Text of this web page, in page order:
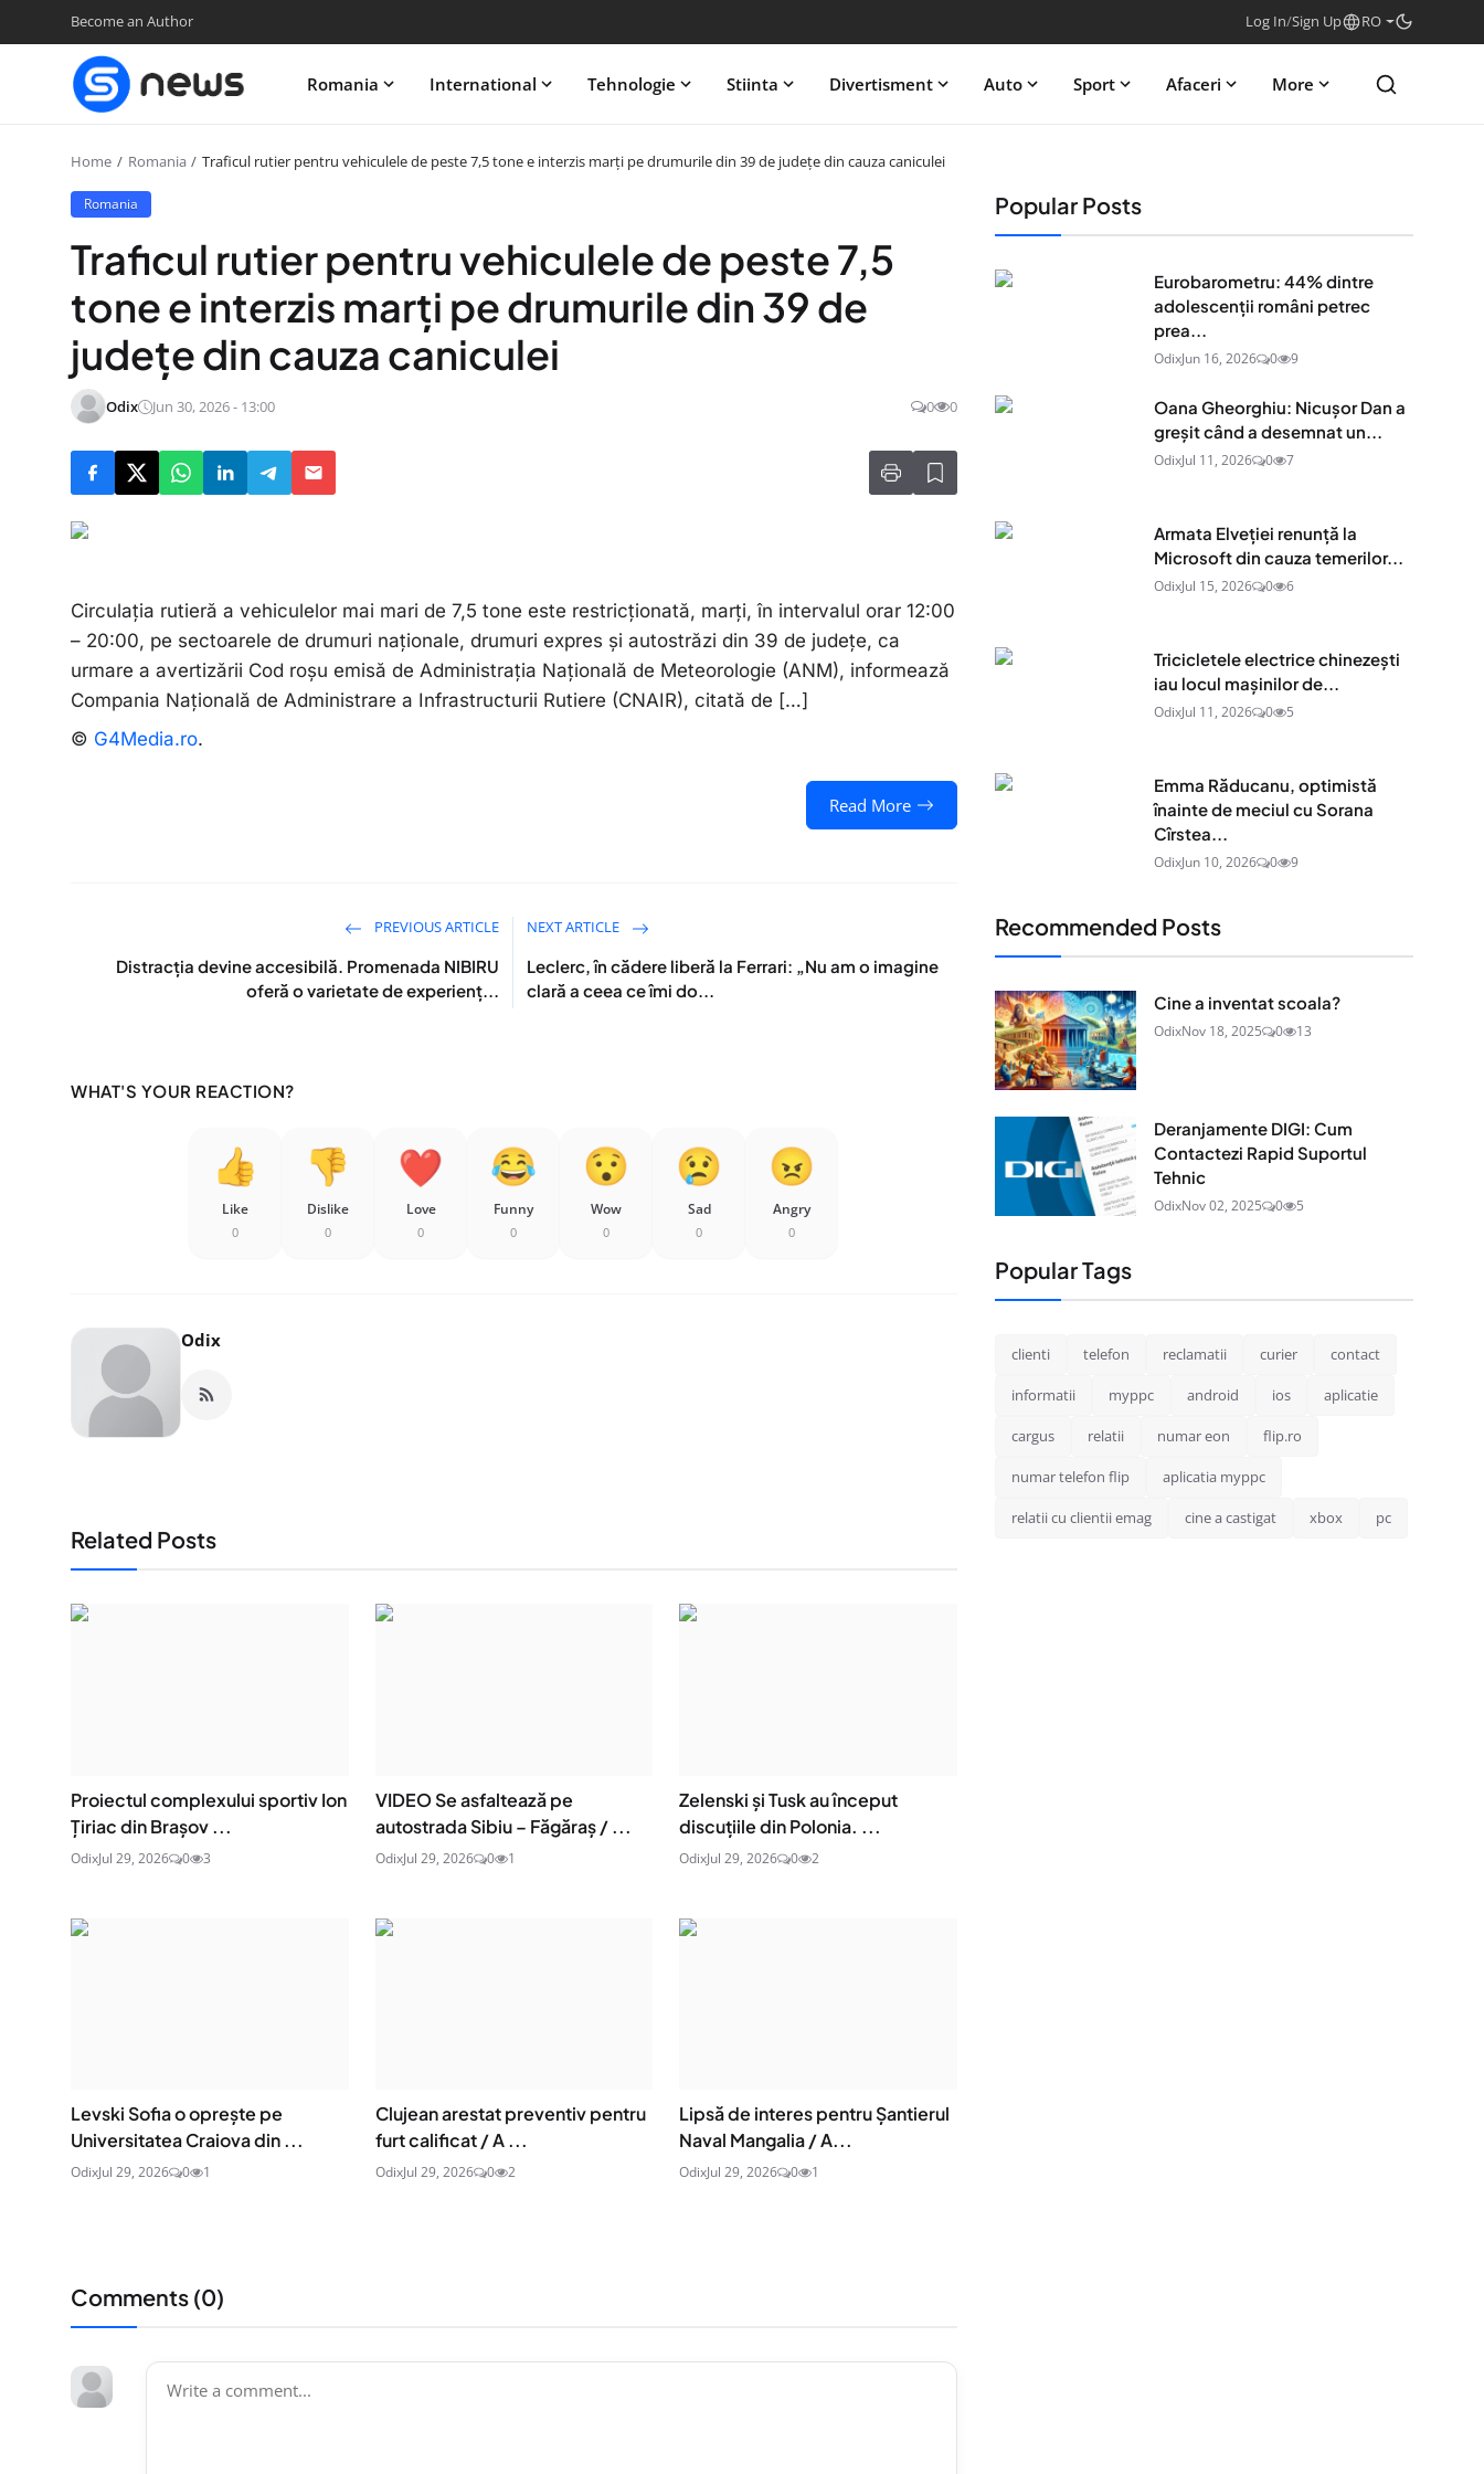
Become an Author Log In/Sign Up RO
Romania International Tehnologie Stiinta Divertisment Auto Sport Afaceri More
Home Romania Traficul rutier pentru vehiculele de peste 7,5 tone e interzis marți pe drumurile din 39 de judeţe din cauza caniculei
Romania
Traficul rutier pentru vehiculele de peste 7,5
tone e interzis marți pe drumurile din 39 de
judeţe din cauza caniculei
Odix Jun 30, 2026 - 13:00 0 0
Circulaţia rutieră a vehiculelor mai mari de 7,5 tone este restricţionată, marţi, în intervalul orar 12:00
– 20:00, pe sectoarele de drumuri naţionale, drumuri expres şi autostrăzi din 39 de judeţe, ca
urmare a avertizării Cod roşu emisă de Administraţia Naţională de Meteorologie (ANM), informează
Compania Naţională de Administrare a Infrastructurii Rutiere (CNAIR), citată de […]
© G4Media.ro.
Read More
PREVIOUS ARTICLE
Distracția devine accesibilă. Promenada NIBIRU
oferă o varietate de experienț...
NEXT ARTICLE
Leclerc, în cădere liberă la Ferrari: „Nu am o imagine
clară a ceea ce îmi do...
WHAT'S YOUR REACTION?
Like
0
Dislike
0
Love
0
Funny
0
Wow
0
Sad
0
Angry
0
Odix
Related Posts
Proiectul complexului sportiv Ion
Țiriac din Brașov ...
OdixJul 29, 2026 0 3
VIDEO Se asfaltează pe
autostrada Sibiu – Făgăraș / ...
OdixJul 29, 2026 0 1
Zelenski și Tusk au început
discuțiile din Polonia. ...
OdixJul 29, 2026 0 2
Levski Sofia o oprește pe
Universitatea Craiova din ...
OdixJul 29, 2026 0 1
Clujean arestat preventiv pentru
furt calificat / A ...
OdixJul 29, 2026 0 2
Lipsă de interes pentru Șantierul
Naval Mangalia / A...
OdixJul 29, 2026 0 1
Comments (0)
Popular Posts
Eurobarometru: 44% dintre
adolescenţii români petrec
prea...
OdixJun 16, 2026 0 9
Oana Gheorghiu: Nicușor Dan a
greșit când a desemnat un...
OdixJul 11, 2026 0 7
Armata Elveției renunță la
Microsoft din cauza temerilor...
OdixJul 15, 2026 0 6
Tricicletele electrice chinezești
iau locul mașinilor de...
OdixJul 11, 2026 0 5
Emma Răducanu, optimistă
înainte de meciul cu Sorana
Cîrstea...
OdixJun 10, 2026 0 9
Recommended Posts
Cine a inventat scoala?
OdixNov 18, 2025 0 13
Deranjamente DIGI: Cum
Contactezi Rapid Suportul
Tehnic
OdixNov 02, 2025 0 5
Popular Tags
clienti telefon reclamatii curier contact
informatii myppc android ios aplicatie
cargus relatii numar eon flip.ro
numar telefon flip aplicatia myppc
relatii cu clientii emag cine a castigat xbox pc